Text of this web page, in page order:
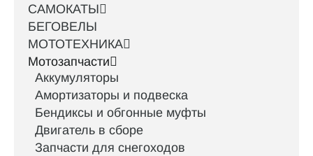
САМОКАТЫ
БЕГОВЕЛЫ
МОТОТЕХНИКА
Мотозапчасти
Аккумуляторы
Амортизаторы и подвеска
Бендиксы и обгонные муфты
Двигатель в сборе
Запчасти для снегоходов